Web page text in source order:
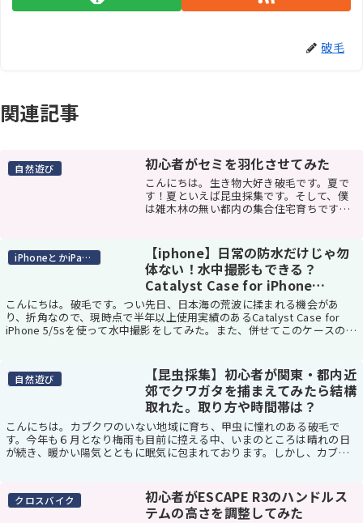
破毛
関連記事
自然遊び 初心者がセミを羽化させてみた
こんにちは。生き物大好き破毛です。夏で
す！夏といえば昆虫採集です。そして、僕
は雑木林の無い都内の集合住宅育ちです。
が、僕の住んでいる地域にそんなものいま
せん。皆無です...
iPhoneとかiPadとか
【iphone】日常の防水だけじゃ勿
体ない！水中撮影もできる？
Catalyst Case for iPhone
5/5s/6/6Plus
こんにちは。破毛です。つい先日、日本海の荒波に揉まれる機会があ
り、折角なので、現時点で半年以上使用実績のあるCatalyst Case for
iPhone 5/5sを使って水中撮影をしてみた。また、併せてこのケースの普
自然遊び
【昆虫採集】初心者が関東・都内近
郊でクワガタを捕まえてみたら結構
取れた。取り方や時間帯は？
こんにちは。カブクワのいない地域に育ち、甲虫に憧れのある破毛で
す。今年も６月となり梅雨も目前に控える中、いまのところは晴れの日
が続き、暖かい陽気とともに眠気に包まれております。しかし、カブト
クロスバイク
初心者がESCAPE R3のハンドルス
テムの高さを調整してみた